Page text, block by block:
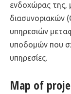
ενδοχώρας της,
διασυνοριακών
υπηρεσιών
υποδομών που
υπηρεσίες.
Map of